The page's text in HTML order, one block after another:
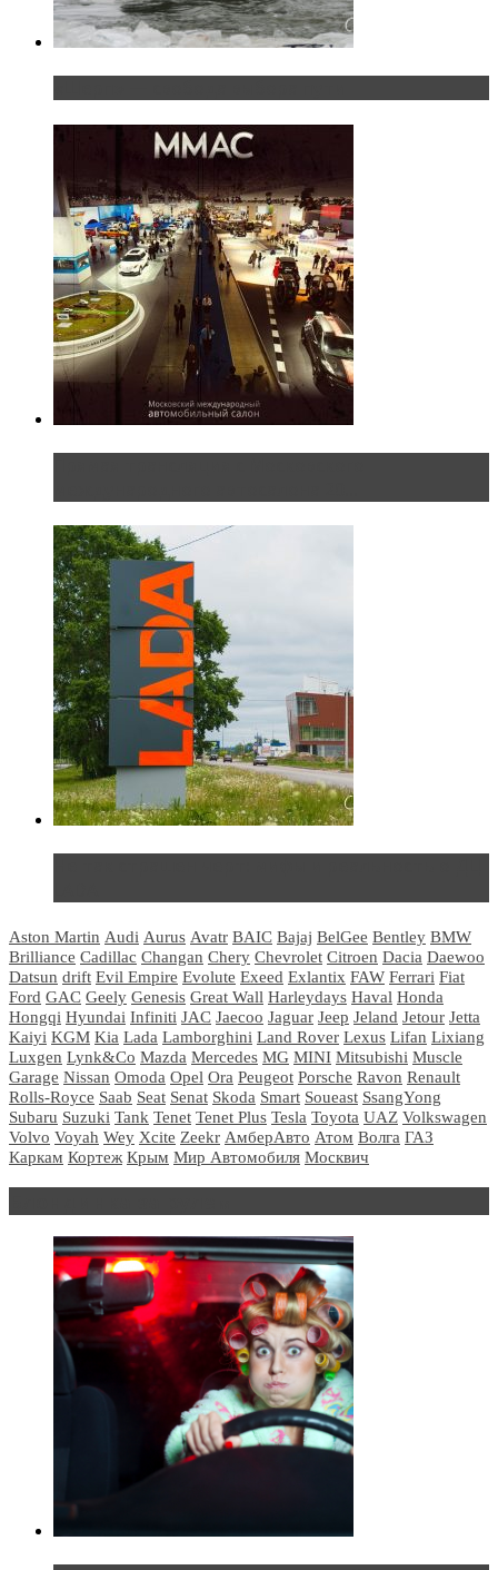
Aston Martin Audi Aurus Avatr BAIC Bajaj BelGee Bentley BMW
Brilliance Cadillac Changan Chery Chevrolet Citroen Dacia Daewoo
Datsun drift Evil Empire Evolute Exeed Exlantix FAW Ferrari Fiat
Ford GAC Geely Genesis Great Wall Harleydays Haval Honda
Hongqi Hyundai Infiniti JAC Jaecoo Jaguar Jeep Jeland Jetour Jetta
Kaiyi KGM Kia Lada Lamborghini Land Rover Lexus Lifan Lixiang
Luxgen Lynk&Co Mazda Mercedes MG MINI Mitsubishi Muscle
Garage Nissan Omoda Opel Ora Peugeot Porsche Ravon Renault
Rolls-Royce Saab Seat Senat Skoda Smart Soueast SsangYong
Subaru Suzuki Tank Tenet Tenet Plus Tesla Toyota UAZ Volkswagen
Volvo Voyah Wey Xcite Zeekr АмберАвто Атом Волга ГАЗ
Каркам Кортеж Крым Мир Автомобиля Москвич